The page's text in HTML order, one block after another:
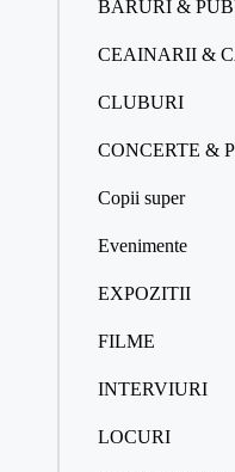
BARURI &
CEAINARII &
CLUBURI
CONCERTE &
Copii super
Evenimente
EXPOZITII
FILME
INTERVIURI
LOCURI